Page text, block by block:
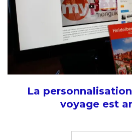
La
voyage est